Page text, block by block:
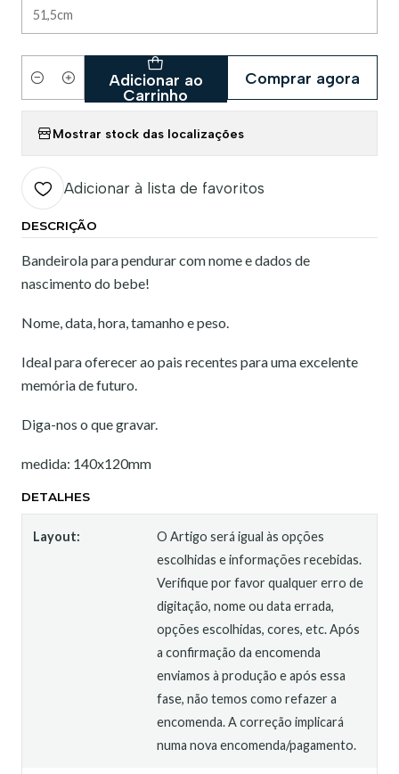
Quantidade
Adicionar ao
Carrinho
Comprar agora
Mostrar stock das localizações
Adicionar à lista de favoritos
DESCRIÇÃO
Bandeirola para pendurar com nome e dados de
nascimento do bebe!
Nome, data, hora, tamanho e peso.
Ideal para oferecer ao pais recentes para uma excelente
memória de futuro.
Diga-nos o que gravar.
medida: 140x120mm
DETALHES
Layout:
O Artigo será igual às opções
escolhidas e informações recebidas.
Verifique por favor qualquer erro de
digitação, nome ou data errada,
opções escolhidas, cores, etc. Após
a confirmação da encomenda
enviamos à produção e após essa
fase, não temos como refazer a
encomenda. A correção implicará
numa nova encomenda/pagamento.